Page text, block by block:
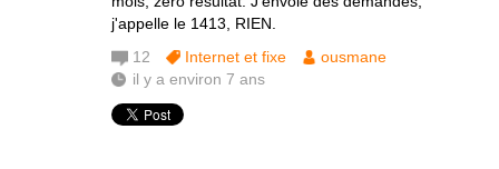
j'appelle le 1413, RIEN.
12 Internet et fixe
ousmane
il y a environ 7 ans